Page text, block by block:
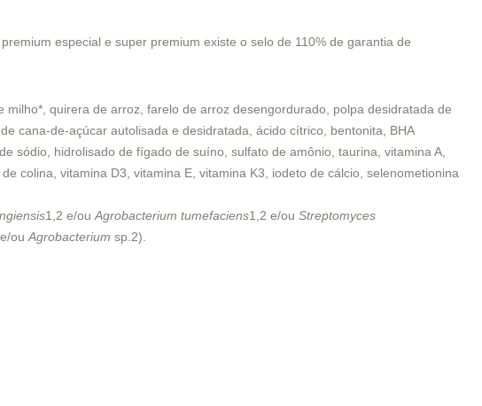
especial e super premium existe o selo de 110% de garantia de
quirera de arroz, farelo de arroz desengordurado, polpa desidratada de
cana-de-açúcar autolisada e desidratada, ácido cítrico, bentonita, BHA
sódio, hidrolisado de fígado de suíno, sulfato de amônio, taurina, vitamina A,
colina, vitamina D3, vitamina E, vitamina K3, iodeto de cálcio, selenometionina
1,2 e/ou Agrobacterium tumefaciens1,2 e/ou Streptomyces
ou Agrobacterium sp.2).